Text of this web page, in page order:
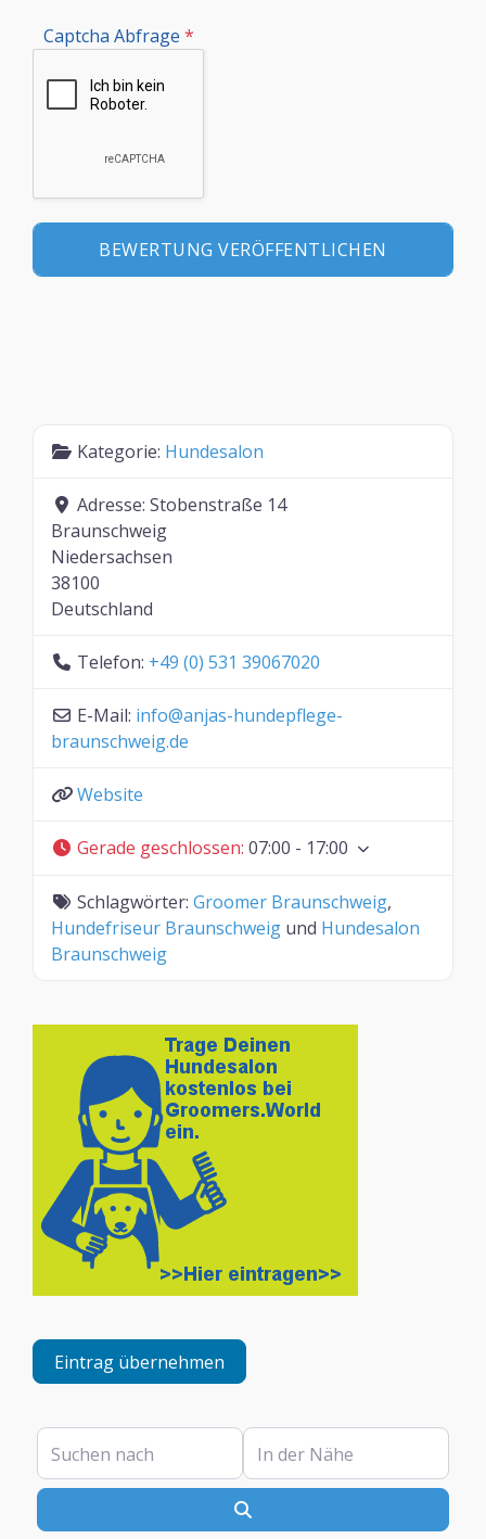
Captcha Abfrage *
Kategorie: Hundesalon
Adresse: Stobenstraße 14
Braunschweig
Niedersachsen
38100
Deutschland
Telefon: +49 (0) 531 39067020
E-Mail: info@anjas-hundepflege-
braunschweig.de
Website
Gerade geschlossen: 07:00 - 17:00
Schlagwörter: Groomer Braunschweig,
Hundefriseur Braunschweig und Hundesalon
Braunschweig
Eintrag übernehmen
Suchen nach In der Nähe